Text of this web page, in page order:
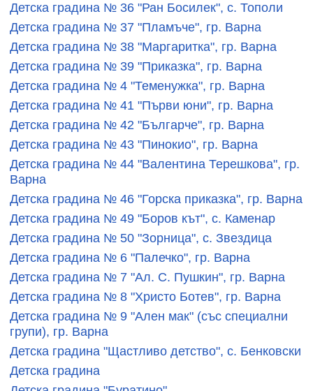
Детска градина № 36 "Ран Босилек", с. Тополи
Детска градина № 37 "Пламъче", гр. Варна
Детска градина № 38 "Маргаритка", гр. Варна
Детска градина № 39 "Приказка", гр. Варна
Детска градина № 4 "Теменужка", гр. Варна
Детска градина № 41 "Първи юни", гр. Варна
Детска градина № 42 "Българче", гр. Варна
Детска градина № 43 "Пинокио", гр. Варна
Детска градина № 44 "Валентина Терешкова", гр.
Варна
Детска градина № 46 "Горска приказка", гр. Варна
Детска градина № 49 "Боров кът", с. Каменар
Детска градина № 50 "Зорница", с. Звездица
Детска градина № 6 "Палечко", гр. Варна
Детска градина № 7 "Ал. С. Пушкин", гр. Варна
Детска градина № 8 "Христо Ботев", гр. Варна
Детска градина № 9 "Ален мак" (със специални
групи), гр. Варна
Детска градина "Щастливо детство", с. Бенковски
Детска градина